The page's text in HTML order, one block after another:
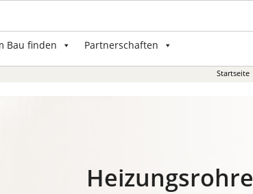
Bau finden Partnerschaften
Startseite
Heizungsrohre